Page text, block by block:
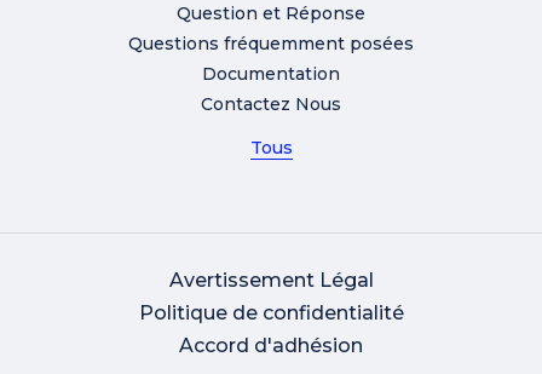
Question et Réponse
Questions fréquemment posées
Documentation
Contactez Nous
Tous
Avertissement Légal
Politique de confidentialité
Accord d'adhésion